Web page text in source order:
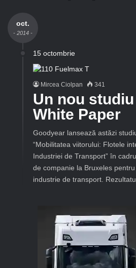
oct.
- 2014 -
15 octombrie
Mircea Ciolpan 341
Un nou
White Paper
Goodyear lansează astăzi
“Mobilitatea viitorului: Flotele
Industriei de Transport” în
de companie la Bruxeles
industrie de transport.